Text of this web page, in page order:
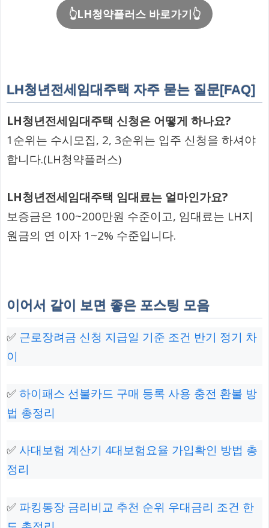
👆LH청약플러스 바로가기👆
LH청년전세임대주택 자주 묻는 질문[FAQ]
LH청년전세임대주택 신청은 어떻게 하나요?
1순위는 수시모집, 2, 3순위는 입주 신청을 하셔야
합니다.(LH청약플러스)
LH청년전세임대주택 임대료는 얼마인가요?
보증금은 100~200만원 수준이고, 임대료는 LH지
원금의 연 이자 1~2% 수준입니다.
이어서 같이 보면 좋은 포스팅 모음
✅ 근로장려금 신청 지급일 기준 조건 반기 정기 차
이
✅하이패스 선불카드 구매 등록 사용 충전 환불 방
법 총정리
✅ 사대보험 계산기 4대보험요율 가입확인 방법 총
정리
✅ 파킹통장 금리비교 추천 순위 우대금리 조건 한